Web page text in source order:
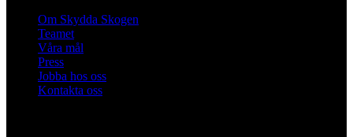
Om Skydda Skogen
Teamet
Våra mål
Press
Jobba hos oss
Kontakta oss